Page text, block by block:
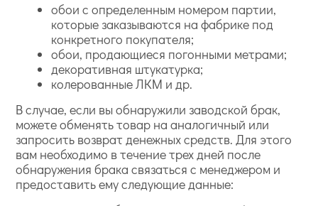
обои с определенным номером партии,
которые заказываются на фабрике под
конкретного покупателя;
обои, продающиеся погонными метрами;
декоративная штукатурка;
колерованные ЛКМ и др.
В случае, если вы обнаружили заводской брак,
можете обменять товар на аналогичный или
запросить возврат денежных средств. Для этого
вам необходимо в течение трех дней после
обнаружения брака связаться с менеджером и
предоставить ему следующие данные: